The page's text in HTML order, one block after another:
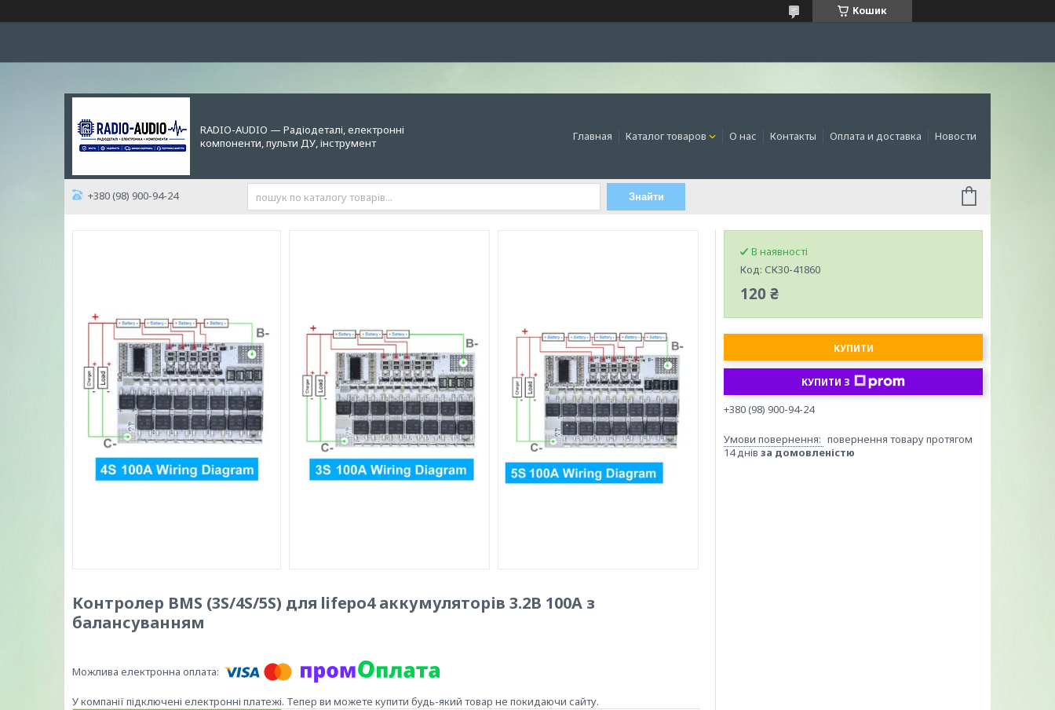
Кошик
RADIO-AUDIO — Радіодеталі, електронні
компоненти, пульти ДУ, інструмент
Главная Каталог товаров О нас Контакты Оплата и доставка Новости
+380 (98) 900-94-24 Знайти
Контролер BMS (3S/4S/5S) для lifepo4 аккумуляторів 3.2В 100А з
балансуванням
У компанії підключені електронні платежі. Тепер ви можете купити будь-який товар не покидаючи сайту.
В наявності
Код: СК30-41860
120 ₴
КУПИТИ
КУПИТИ З
+380 (98) 900-94-24
повернення товару протягом
14 днів за домовленістю